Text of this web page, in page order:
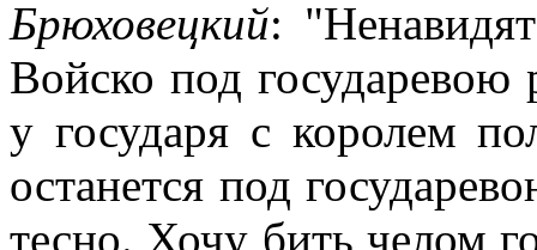
Брюховецкий:
Войско под
у государя с королем
останется под
тесно. Хочу бить челом